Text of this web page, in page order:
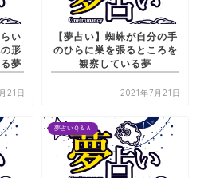
い
形
夢
21日
【夢占い】蜘蛛が自分の手
のひらに巣を張るところを
観察している夢
2021年7月21日
夢占いＱ＆Ａ